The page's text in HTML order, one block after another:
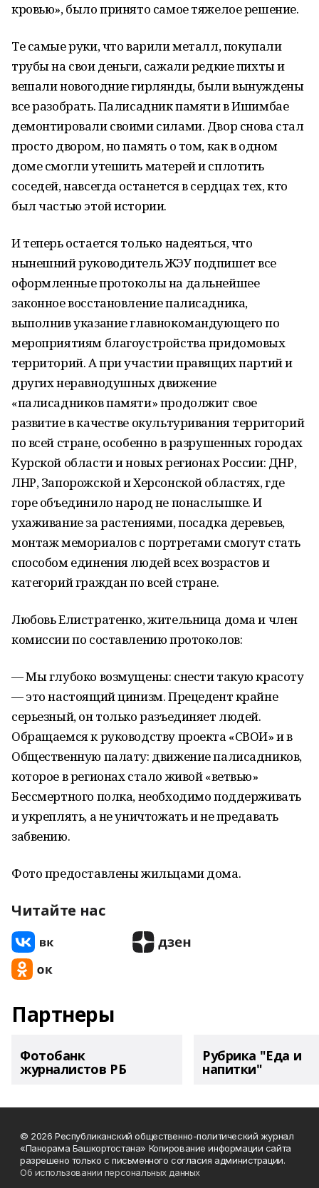
кровью», было принято самое тяжелое решение.
Те самые руки, что варили металл, покупали
трубы на свои деньги, сажали редкие пихты и
вешали новогодние гирлянды, были вынуждены
все разобрать. Палисадник памяти в Ишимбае
демонтировали своими силами. Двор снова стал
просто двором, но память о том, как в одном
доме смогли утешить матерей и сплотить
соседей, навсегда останется в сердцах тех, кто
был частью этой истории.
И теперь остается только надеяться, что
нынешний руководитель ЖЭУ подпишет все
оформленные протоколы на дальнейшее
законное восстановление палисадника,
выполнив указание главнокомандующего по
мероприятиям благоустройства придомовых
территорий. А при участии правящих партий и
других неравнодушных движение
«палисадников памяти» продолжит свое
развитие в качестве окультуривания территорий
по всей стране, особенно в разрушенных городах
Курской области и новых регионах России: ДНР,
ЛНР, Запорожской и Херсонской областях, где
горе объединило народ не понаслышке. И
ухаживание за растениями, посадка деревьев,
монтаж мемориалов с портретами смогут стать
способом единения людей всех возрастов и
категорий граждан по всей стране.
Любовь Елистратенко, жительница дома и член
комиссии по составлению протоколов:
— Мы глубоко возмущены: снести такую красоту
— это настоящий цинизм. Прецедент крайне
серьезный, он только разъединяет людей.
Обращаемся к руководству проекта «СВОИ» и в
Общественную палату: движение палисадников,
которое в регионах стало живой «ветвью»
Бессмертного полка, необходимо поддерживать
и укреплять, а не уничтожать и не предавать
забвению.
Фото предоставлены жильцами дома.
Читайте нас
Партнеры
Фотобанк
журналистов РБ
Рубрика "Еда и
напитки"
© 2026 Республиканский общественно-политический журнал
«Панорама Башкортостана» Копирование информации сайта
разрешено только с письменного согласия администрации.
Об использовании персональных данных